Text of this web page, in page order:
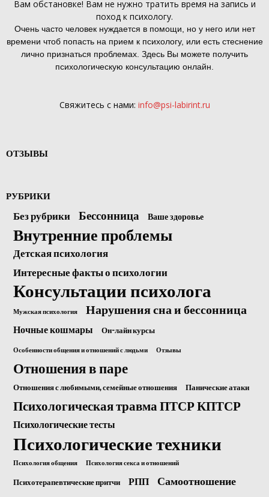
Вам обстановке! Вам не нужно тратить время на запись и
поход к психологу.
Очень часто человек нуждается в помощи, но у него или нет
времени чтоб попасть на прием к психологу, или есть стеснение
лично признаться проблемах. Здесь Вы можете получить
психологическую консультацию онлайн.
Свяжитесь с нами: info@psi-labirint.ru
ОТЗЫВЫ
РУБРИКИ
Без рубрики Бессонница Ваше здоровье
Внутренние проблемы
Детская психология
Интересные факты о психологии
Консультации психолога
Мужская психология Нарушения сна и бессонница
Ночные кошмары Он-лайн курсы
Особенности общения и отношений с людьми Отзывы
Отношения в паре
Отношения с любимыми, семейные отношения Панические атаки
Психологическая травма ПТСР КПТСР
Психологические тесты
Психологические техники
Психология общения Психология секса и отношений
Психотерапевтические притчи РПП Самоотношение